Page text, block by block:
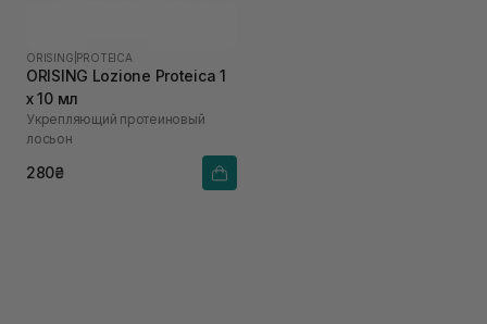
ORISING PROTEICA
ORISING Lozione Proteica 1
х 10 мл
Укрепляющий протеиновый
лосьон
280₴